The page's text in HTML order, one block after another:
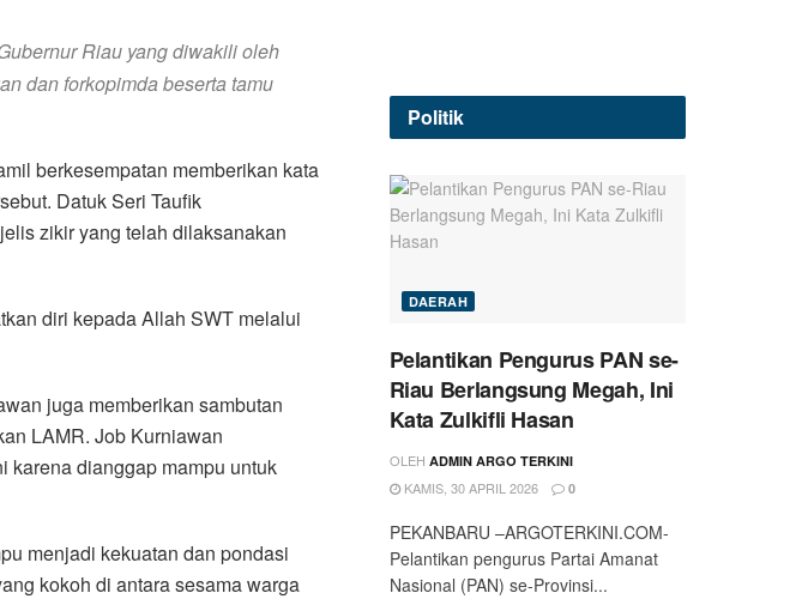
Riau yang diwakili oleh
dan forkopimda beserta tamu
berkesempatan memberikan kata
Datuk Seri Taufik
zikir yang telah dilaksanakan
diri kepada Allah SWT melalui
juga memberikan sambutan
LAMR. Job Kurniawan
karena dianggap mampu untuk
menjadi kekuatan dan pondasi
kokoh di antara sesama warga
Politik
DAERAH
Pelantikan Pengurus PAN se-
Riau Berlangsung Megah, Ini
Kata Zulkifli Hasan
OLEH ADMIN ARGO TERKINI
KAMIS, 30 APRIL 2026 0
PEKANBARU –ARGOTERKINI.COM-
Pelantikan pengurus Partai Amanat
Nasional (PAN) se-Provinsi...